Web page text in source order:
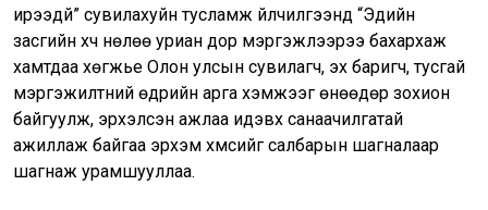
ирээдүй” сувилахуйн тусламж үйлчилгээнд “Эдийн
засгийн хүч нөлөө уриан дор мэргэжлээрээ бахархаж
хамтдаа хөгжье Олон улсын сувилагч, эх баригч, тусгай
мэргэжилтний өдрийн арга хэмжээг өнөөдөр зохион
байгуулж, эрхэлсэн ажлаа идэвх санаачилгатай
ажиллаж байгаа эрхэм хүмүүсийг салбарын шагналаар
шагнаж урамшууллаа.